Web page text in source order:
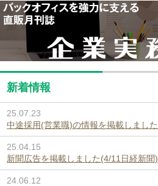
新着情報
25.07.23
中途採用(営業職)の情報を掲載しました
25.04.15
新聞広告を掲載しました(4/11日経新聞)
24.06.12